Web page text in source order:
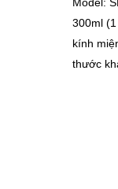
300ml
kính
thước